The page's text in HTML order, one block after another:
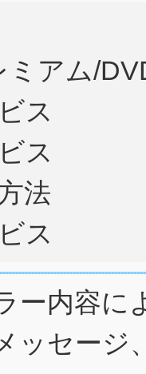
ミアム/
ス
ス
法
ス
ー内容に
ッセージ